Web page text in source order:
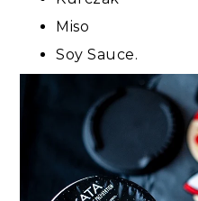
Miso
Soy Sauce.